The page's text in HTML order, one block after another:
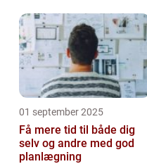
01 september 2025
Få mere tid til både dig
selv og andre med god
planlægning